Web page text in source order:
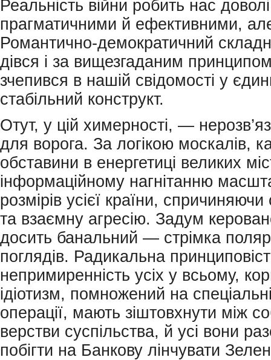
Реальність війни робить нас доволі
прагматичними й ефективними,
Романтично-демократичний
дівся і за вищезгаданим
зчепився в нашій свідомості у
стабільний конструкт.
Отут, у цій химерності, —
для ворога. За логікою москалів,
обставини в енергетиці великих
інформаційному нагнітанню
розмірів усієї країни, спричиняючи
та взаємну агресію. Задум
досить банальний — стрімка
поглядів. Радикальна
непримиренність усіх у всьому,
ідіотизм, помножений на
операції, мають зіштовхнути між
верстви суспільства, й усі вони
побігти на Банкову лінчувати